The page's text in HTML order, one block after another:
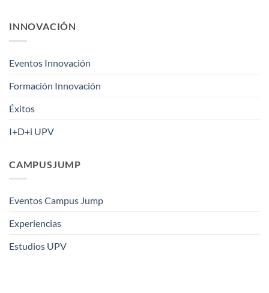
INNOVACIÓN
Eventos Innovación
Formación Innovación
Éxitos
I+D+i UPV
CAMPUSJUMP
Eventos Campus Jump
Experiencias
Estudios UPV